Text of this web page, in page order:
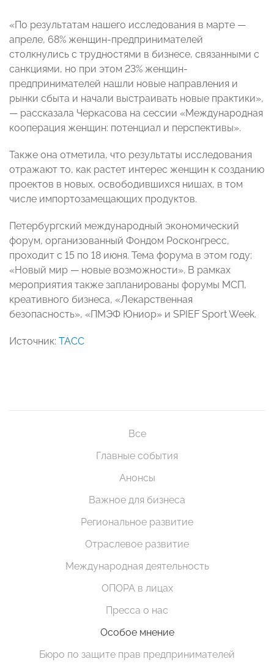
«По результатам нашего исследования в марте —
апреле, 68% женщин-предпринимателей
столкнулись с трудностями в бизнесе, связанными с
санкциями, но при этом 23% женщин-
предпринимателей нашли новые направления и
рынки сбыта и начали выстраивать новые практики»,
— рассказала Черкасова на сессии «Международная
кооперация женщин: потенциал и перспективы».
Также она отметила, что результаты исследования
отражают то, как растет интерес женщин к созданию
проектов в новых, освободившихся нишах, в том
числе импортозамещающих продуктов.
Петербургский международный экономический
форум, организованный Фондом Росконгресс,
проходит с 15 по 18 июня. Тема форума в этом году:
«Новый мир — новые возможности». В рамках
мероприятия также запланированы форумы МСП,
креативного бизнеса, «Лекарственная
безопасность», «ПМЭФ Юниор» и SPIEF Sport Week.
Источник: ТАСС
Все
Главные события
Анонсы
Важное для бизнеса
Региональное развитие
Отраслевое развитие
Международная деятельность
ОПОРА в лицах
Пресса о нас
Особое мнение
Бюро по защите прав предпринимателей